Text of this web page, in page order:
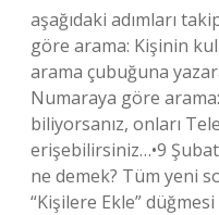
aşağıdaki adımları
göre arama: Kişinin
arama çubuğuna
Numaraya göre
biliyorsanız, onları
erişebilirsiniz…•9
ne demek? Tüm yeni
“Kişilere Ekle”